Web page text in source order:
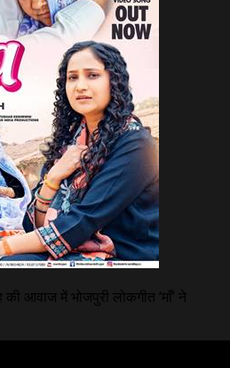
की आवाज में भोजपुरी लोकगीत ‘माँ’ ने